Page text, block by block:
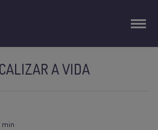
A VIDA
min